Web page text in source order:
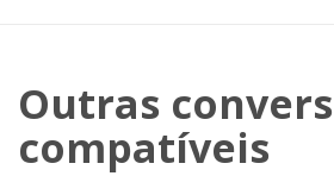
Outras
compatíveis